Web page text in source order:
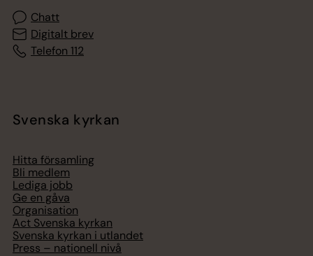
Chatt
Digitalt brev
Telefon 112
Svenska kyrkan
Hitta församling
Bli medlem
Lediga jobb
Ge en gåva
Organisation
Act Svenska kyrkan
Svenska kyrkan i utlandet
Press – nationell nivå